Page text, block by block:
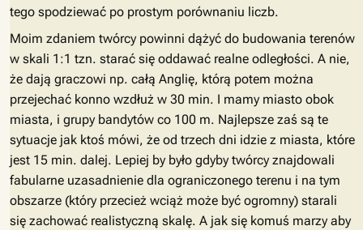
tego spodziewać po prostym porównaniu liczb.
Moim zdaniem twórcy powinni dążyć do budowania terenów
w skali 1:1 tzn. starać się oddawać realne odległości. A nie,
że dają graczowi np. całą Anglię, którą potem można
przejechać konno wzdłuż w 30 min. I mamy miasto obok
miasta, i grupy bandytów co 100 m. Najlepsze zaś są te
sytuacje jak ktoś mówi, że od trzech dni idzie z miasta, które
jest 15 min. dalej. Lepiej by było gdyby twórcy znajdowali
fabularne uzasadnienie dla ograniczonego terenu i na tym
obszarze (który przecież wciąż może być ogromny) starali
się zachować realistyczną skalę. A jak się komuś marzy aby